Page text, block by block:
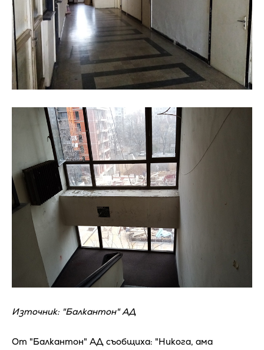
Източник: "Балкантон" АД
От "Балкантон" АД съобщиха: "Никога, ама